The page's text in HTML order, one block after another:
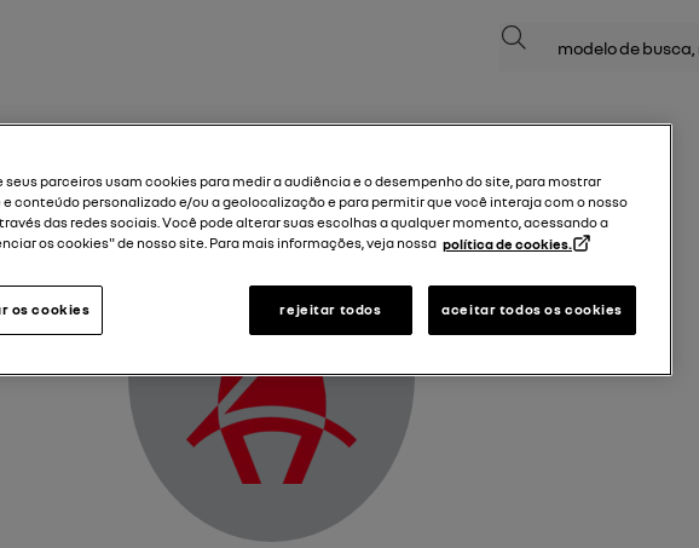
Pesquisar
Varningslampa för ej påtagna bilbälten fram
seus parceiros usam cookies para medir a audiência e o desempenho do site, para mostrar
conteúdo personalizado e/ou a geolocalização e para permitir que você interaja com o nosso
das redes sociais. Você pode alterar suas escolhas a qualquer momento, acessando a
os cookies" de nosso site. Para mais informações, veja nossa política de cookies.
rejeitar todos aceitar todos os cookies
os cookies